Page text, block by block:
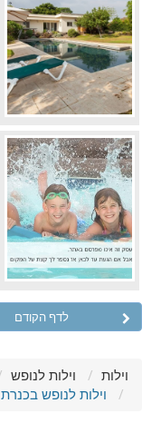
לדף הקודם
וילות וילות לנופש
וילות לנופש